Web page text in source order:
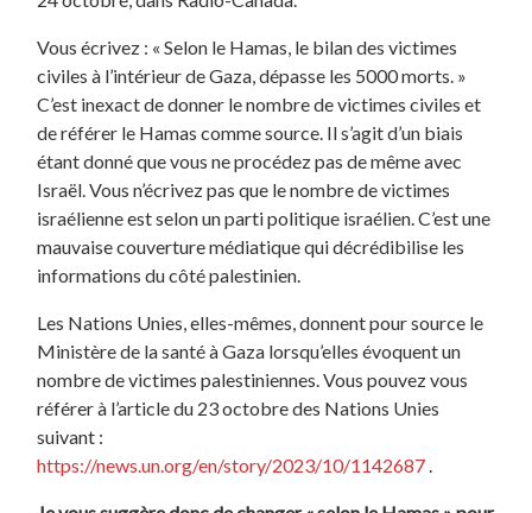
Vous écrivez : « Selon le Hamas, le bilan des victimes
civiles à l’intérieur de Gaza, dépasse les 5000 morts. »
C’est inexact de donner le nombre de victimes civiles et
de référer le Hamas comme source. Il s’agit d’un biais
étant donné que vous ne procédez pas de même avec
Israël. Vous n’écrivez pas que le nombre de victimes
israélienne est selon un parti politique israélien. C’est une
mauvaise couverture médiatique qui décrédibilise les
informations du côté palestinien.
Les Nations Unies, elles-mêmes, donnent pour source le
Ministère de la santé à Gaza lorsqu’elles évoquent un
nombre de victimes palestiniennes. Vous pouvez vous
référer à l’article du 23 octobre des Nations Unies
suivant :
https://news.un.org/en/story/2023/10/1142687.